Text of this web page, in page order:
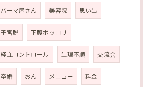
パーマ屋さん 美容院 思い出
子宮脱 下腹ポッコリ
経血コントロール 生理不順 交流会
卒婚 おん メニュー 料金